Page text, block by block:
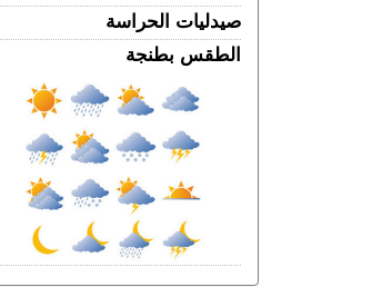
صيدليات الحراسة
الطقس بطنجة